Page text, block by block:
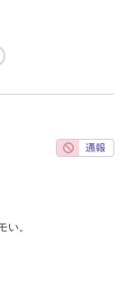
い。